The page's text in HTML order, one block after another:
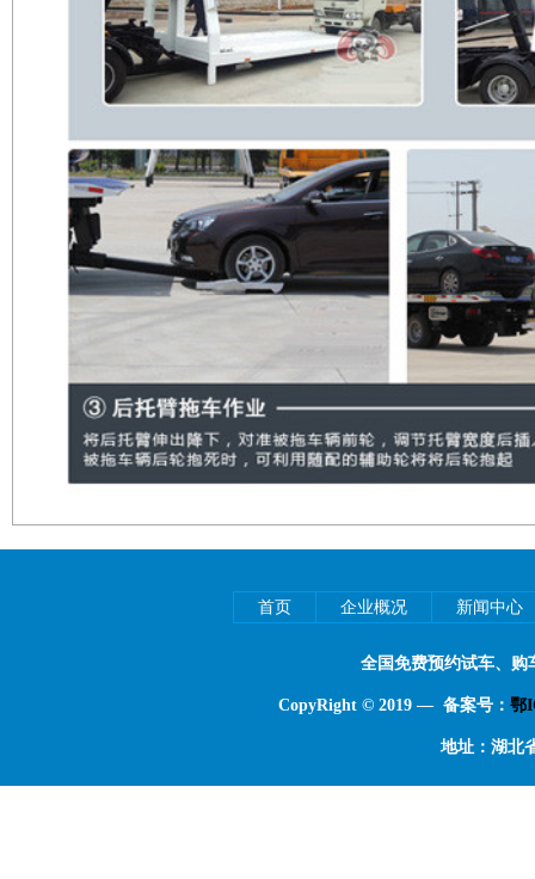
首页 企业概况 新闻中心
全国免费预约试车、购
CopyRight © 2019 — 备案号： 鄂
地址：湖北